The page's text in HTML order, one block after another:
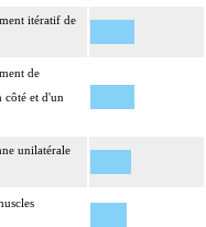
itératif de
de
côté et d'un
unilatérale